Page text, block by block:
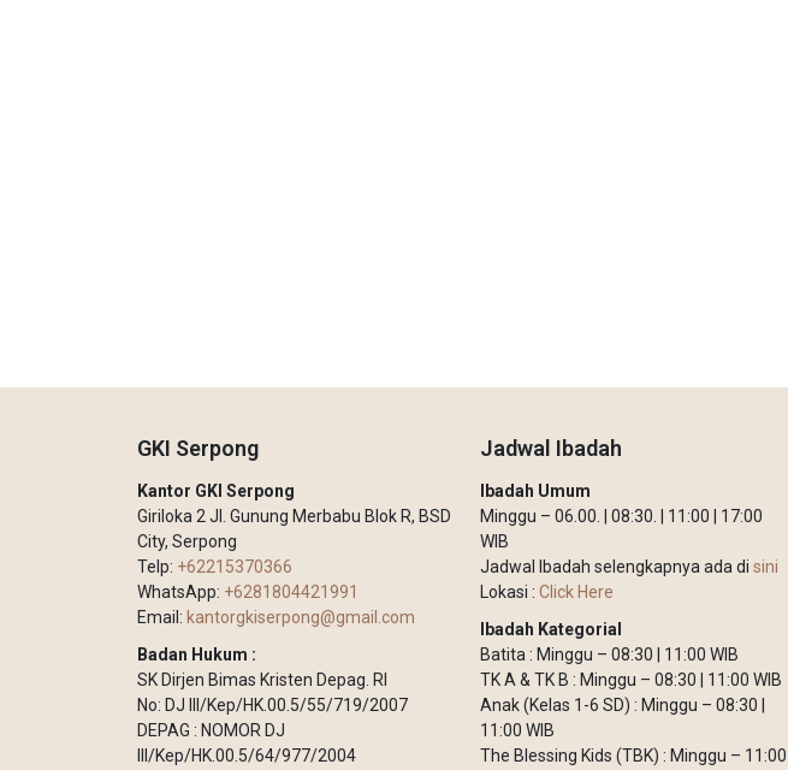
GKI Serpong
Kantor GKI Serpong
Giriloka 2 Jl. Gunung Merbabu Blok R, BSD
City, Serpong
Telp: +62215370366
WhatsApp: +6281804421991
Email: kantorgkiserpong@gmail.com
Badan Hukum :
SK Dirjen Bimas Kristen Depag. RI
No: DJ III/Kep/HK.00.5/55/719/2007
DEPAG : NOMOR DJ
III/Kep/HK.00.5/64/977/2004
Jadwal Ibadah
Ibadah Umum
Minggu – 06.00. | 08:30. | 11:00 | 17:00
WIB
Jadwal Ibadah selengkapnya ada di sini
Lokasi : Click Here
Ibadah Kategorial
Batita : Minggu – 08:30 | 11:00 WIB
TK A & TK B : Minggu – 08:30 | 11:00 WIB
Anak (Kelas 1-6 SD) : Minggu – 08:30 |
11:00 WIB
The Blessing Kids (TBK) : Minggu – 11:00